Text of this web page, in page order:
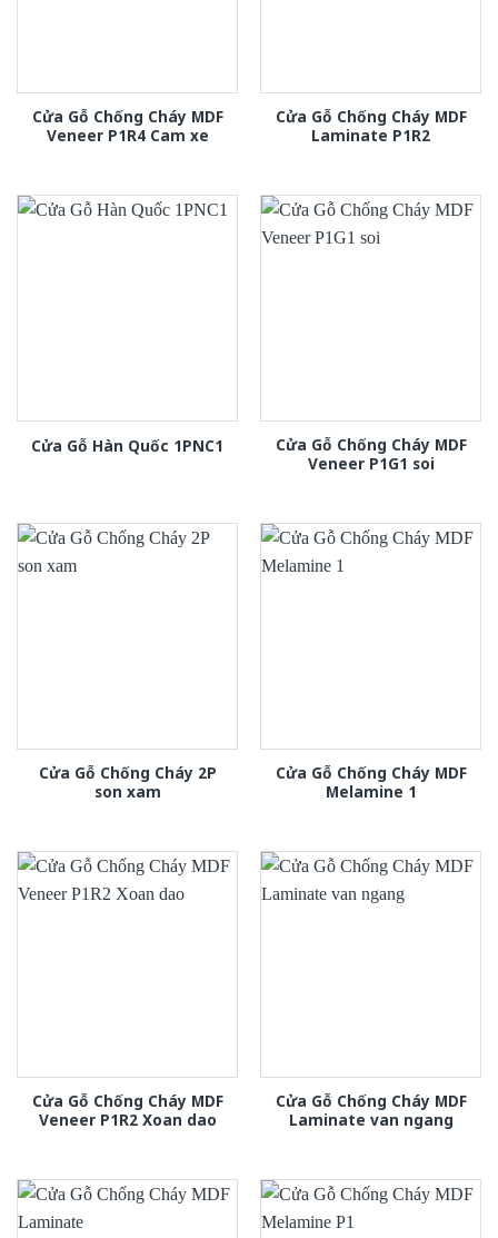
Cửa Gỗ Chống Cháy MDF
Veneer P1R4 Cam xe
Cửa Gỗ Chống Cháy MDF
Laminate P1R2
Cửa Gỗ Hàn Quốc 1PNC1
Cửa Gỗ Chống Cháy MDF
Veneer P1G1 soi
Cửa Gỗ Chống Cháy 2P
son xam
Cửa Gỗ Chống Cháy MDF
Melamine 1
Cửa Gỗ Chống Cháy MDF
Veneer P1R2 Xoan dao
Cửa Gỗ Chống Cháy MDF
Laminate van ngang